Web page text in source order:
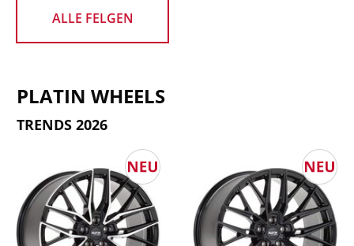
ALLE FELGEN
PLATIN WHEELS
TRENDS 2026